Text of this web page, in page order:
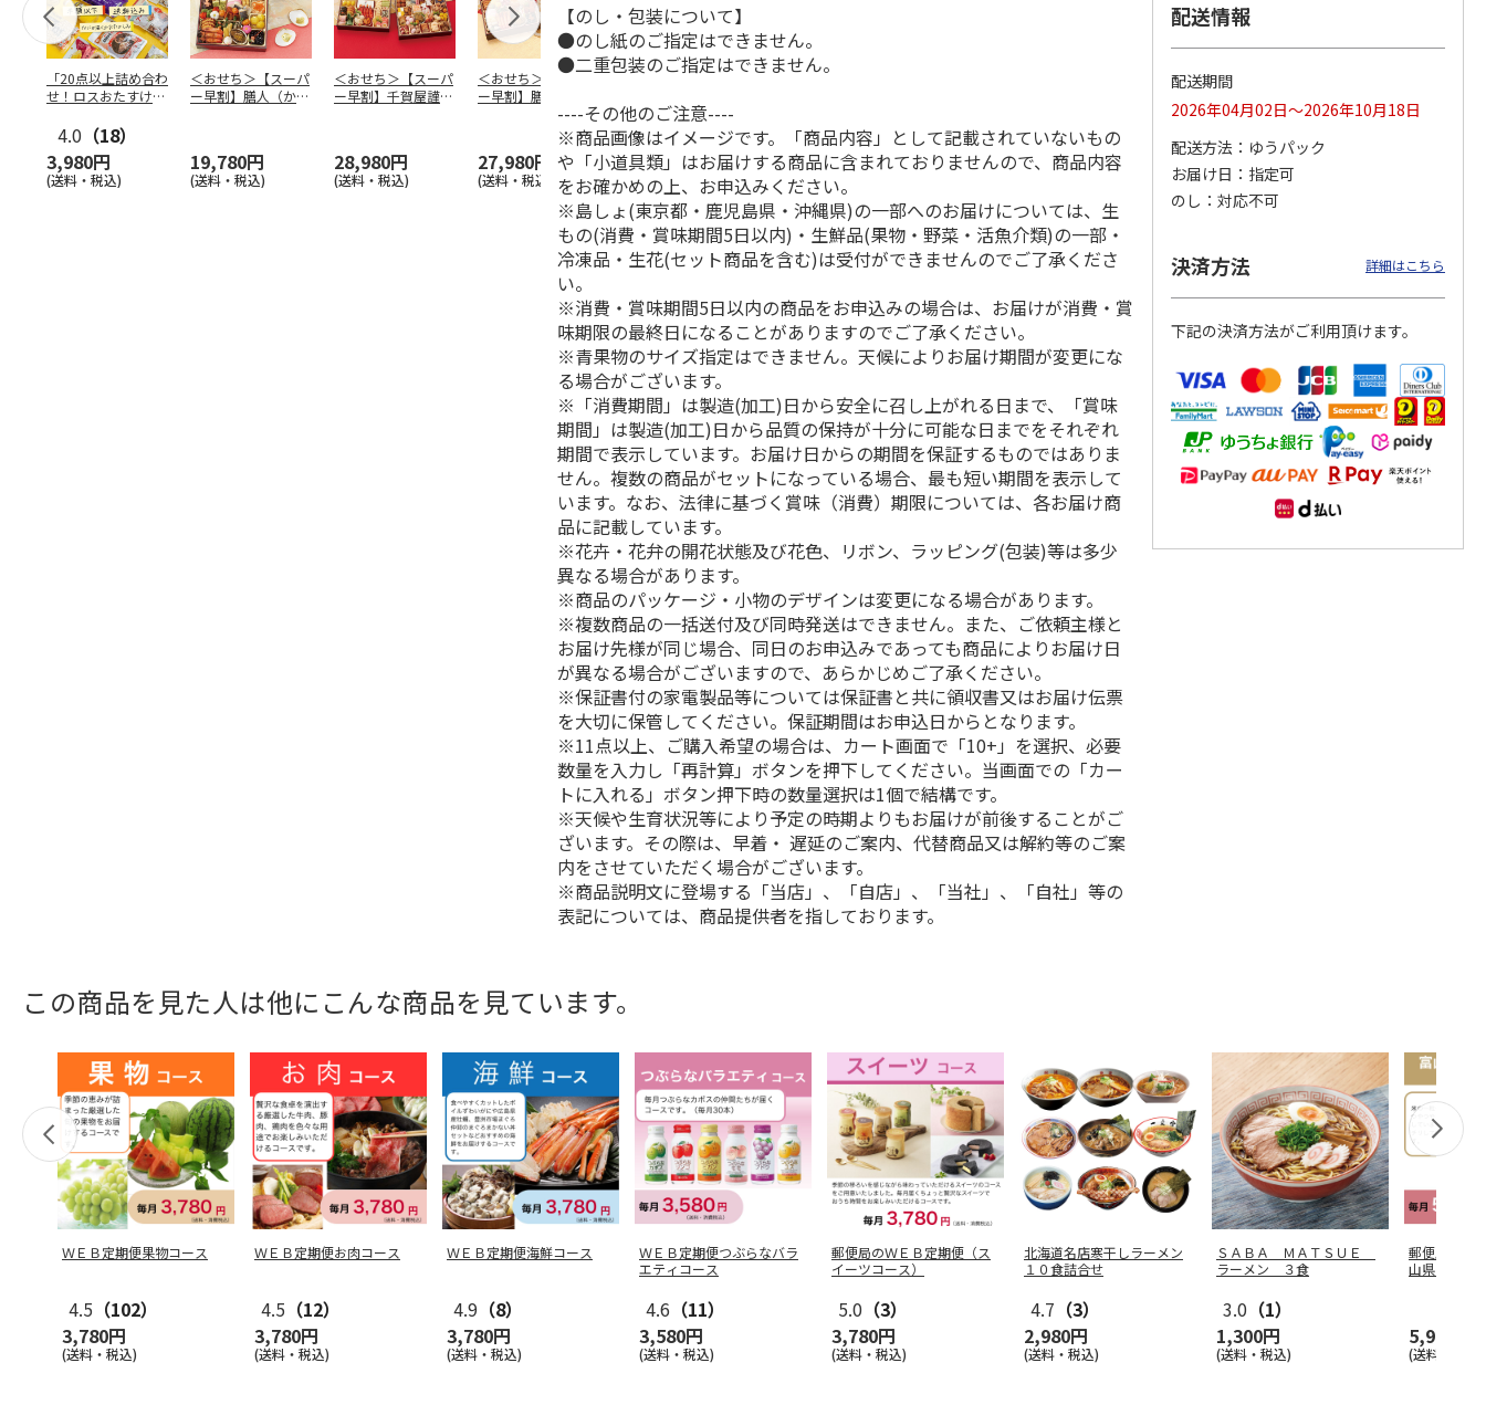
「20点以上詰め合わ
せ！ロスおたすけセ
4.0 （18）
3,980円
(送料・税込)
＜おせち＞【スーパ
ー早割】膳人（かし
19,780円
(送料・税込)
＜おせち＞【スーパ
ー早割】千賀屋謹
28,980円
(送料・税込)
＜おせち＞【スーパ
ー早割】膳人（かし
はびと） 和洋中三
27,980円
(送料・税込)
＜おせち＞【冷凍】
中央卸売市場発 彩
膳
15,000円
(送料・税込)
＜おせち＞【冷凍】
22,180円
(送料・税込)
の初…
20,300円
＜おせち＞【冷凍】
都膳
22,700円
＜おせち＞【冷凍】
中央卸売市場発 北
27,000円
(送料・税込)
もりおせち
【のし・包装について】
●のし紙のご指定はできません。
●二重包装のご指定はできません。
----その他のご注意----
※商品画像はイメージです。「商品内容」として記載されていないもの
や「小道具類」はお届けする商品に含まれておりませんので、商品内容
をお確かめの上、お申込みください。
※島しょ(東京都・鹿児島県・沖縄県)の一部へのお届けについては、生
もの(消費・賞味期間5日以内)・生鮮品(果物・野菜・活魚介類)の一部・
冷凍品・生花(セット商品を含む)は受付ができませんのでご了承くださ
い。
※消費・賞味期間5日以内の商品をお申込みの場合は、お届けが消費・賞
味期限の最終日になることがありますのでご了承ください。
※青果物のサイズ指定はできません。天候によりお届け期間が変更にな
る場合がございます。
※「消費期間」は製造(加工)日から安全に召し上がれる日まで、「賞味
期間」は製造(加工)日から品質の保持が十分に可能な日までをそれぞれ
期間で表示しています。お届け日からの期間を保証するものではありま
せん。複数の商品がセットになっている場合、最も短い期間を表示して
います。なお、法律に基づく賞味（消費）期限については、各お届け商
品に記載しています。
※花卉・花弁の開花状態及び花色、リボン、ラッピング(包装)等は多少
異なる場合があります。
※商品のパッケージ・小物のデザインは変更になる場合があります。
※複数商品の一括送付及び同時発送はできません。また、ご依頼主様と
お届け先様が同じ場合、同日のお申込みであっても商品によりお届け日
が異なる場合がございますので、あらかじめご了承ください。
※保証書付の家電製品等については保証書と共に領収書又はお届け伝票
を大切に保管してください。保証期間はお申込日からとなります。
※11点以上、ご購入希望の場合は、カート画面で「10+」を選択、必要
数量を入力し「再計算」ボタンを押下してください。当画面での「カー
トに入れる」ボタン押下時の数量選択は1個で結構です。
※天候や生育状況等により予定の時期よりもお届けが前後することがご
ざいます。その際は、早着・ 遅延のご案内、代替商品又は解約等のご案
内をさせていただく場合がございます。
※商品説明文に登場する「当店」、「自店」、「当社」、「自社」等の
表記については、商品提供者を指しております。
配送情報
配送期間
2026年04月02日～2026年10月18日
配送方法
ゆうパック
お届け日
指定可
のし
対応不可
決済方法 詳細はこちら
下記の決済方法がご利用頂けます。
この商品を見た人は他にこんな商品を見ています。
ＷＥＢ定期便果物コース
4.5 （102）
3,780円
(送料・税込)
ＷＥＢ定期便お肉コース
4.5 （12）
3,780円
(送料・税込)
ＷＥＢ定期便海鮮コース
4.9 （8）
3,780円
(送料・税込)
ＷＥＢ定期便つぶらなバラ
エティコース
4.6 （11）
3,580円
(送料・税込)
郵便局のＷＥＢ定期便（ス
イーツコース）
5.0 （3）
3,780円
(送料・税込)
北海道名店寒干しラーメン
１０食詰合せ
4.7 （3）
2,980円
(送料・税込)
ＳＡＢＡ ＭＡＴＳＵＥ
ラーメン ３食
3.0 （1）
1,300円
(送料・税込)
郵便局のＷ
山県産 て
5,940円
(送料・税込)